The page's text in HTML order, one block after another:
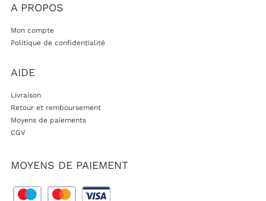
A PROPOS
Mon compte
Politique de confidentialité
AIDE
Livraison
Retour et remboursement
Moyens de paiements
CGV
MOYENS DE PAIEMENT